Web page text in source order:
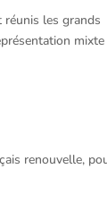
réunis les grands
mixte
renouvelle,